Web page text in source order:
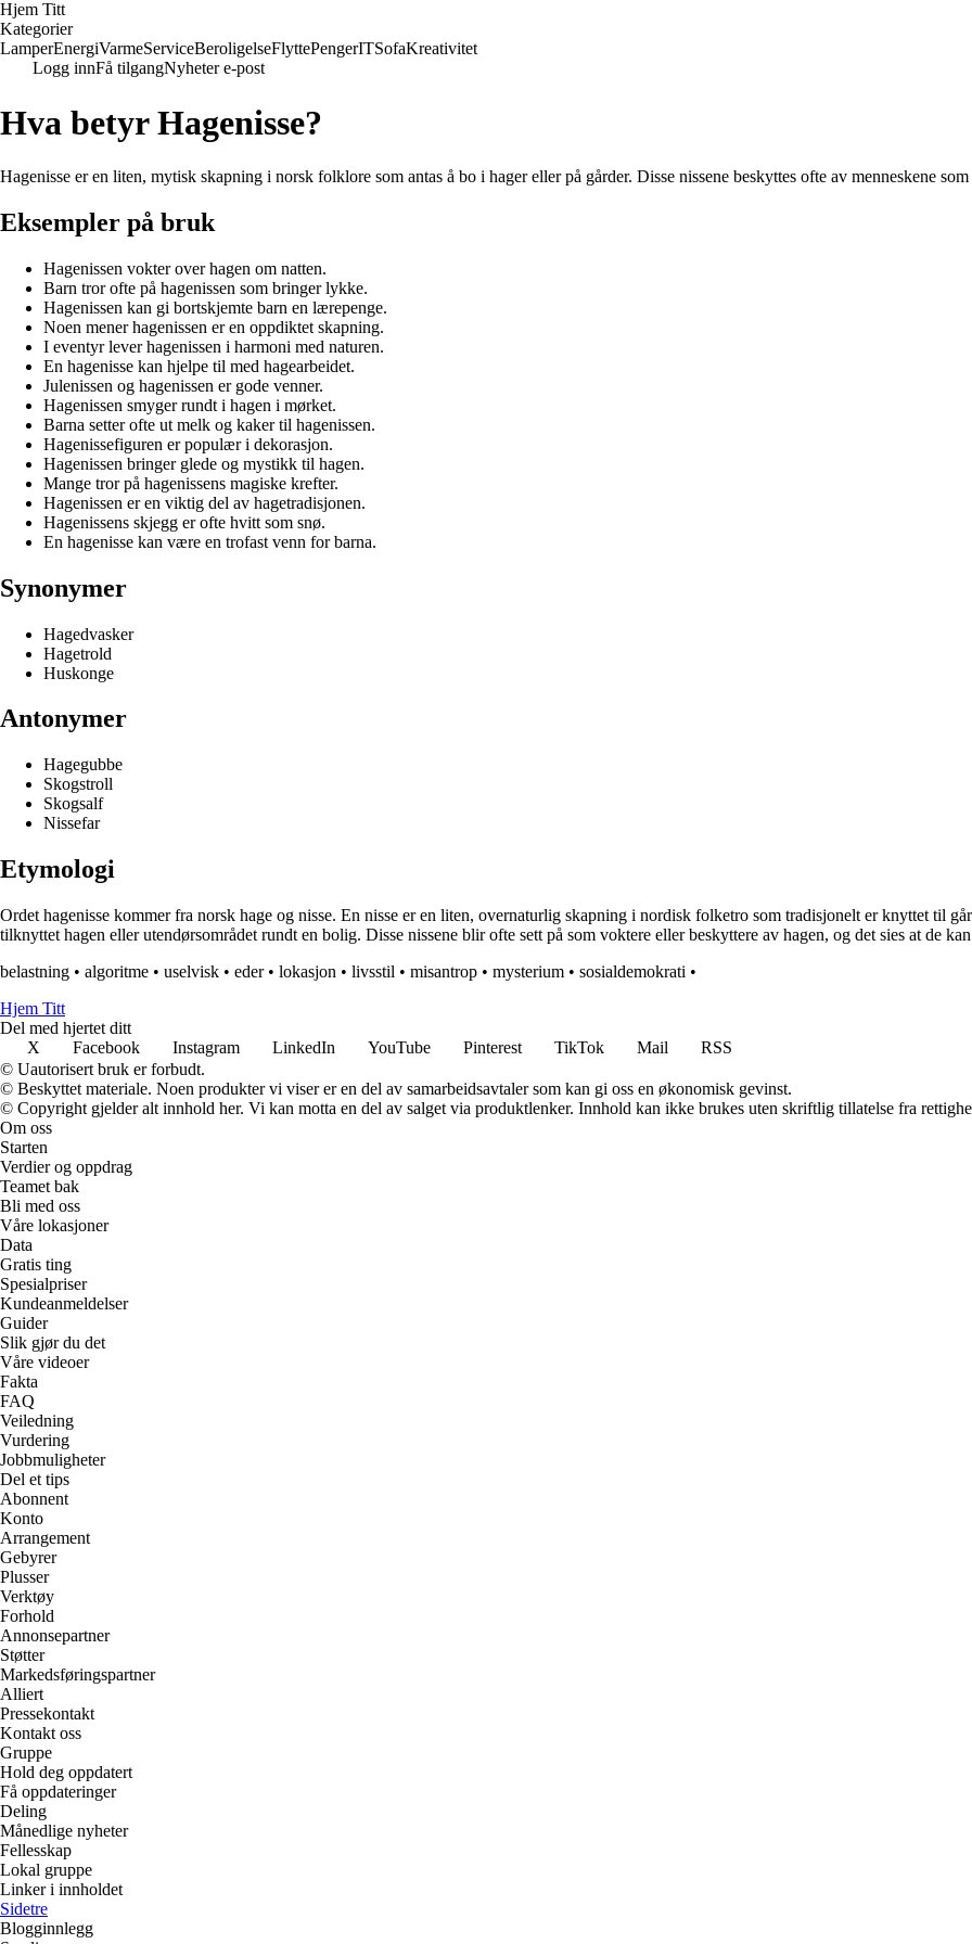
Hjem Titt
Kategorier
LamperEnergiVarmeServiceBeroligelseFlyttePengerITSofaKreativitet
Logg innFå tilgangNyheter e-post
Hva betyr Hagenisse?
Hagenisse er en liten, mytisk skapning i norsk folklore som antas å bo i hager eller på gårder. Disse nissene beskyttes ofte av menneskene
Eksempler på bruk
Hagenissen vokter over hagen om natten.
Barn tror ofte på hagenissen som bringer lykke.
Hagenissen kan gi bortskjemte barn en lærepenge.
Noen mener hagenissen er en oppdiktet skapning.
I eventyr lever hagenissen i harmoni med naturen.
En hagenisse kan hjelpe til med hagearbeidet.
Julenissen og hagenissen er gode venner.
Hagenissen smyger rundt i hagen i mørket.
Barna setter ofte ut melk og kaker til hagenissen.
Hagenissefiguren er populær i dekorasjon.
Hagenissen bringer glede og mystikk til hagen.
Mange tror på hagenissens magiske krefter.
Hagenissen er en viktig del av hagetradisjonen.
Hagenissens skjegg er ofte hvitt som snø.
En hagenisse kan være en trofast venn for barna.
Synonymer
Hagedvasker
Hagetrold
Huskonge
Antonymer
Hagegubbe
Skogstroll
Skogsalf
Nissefar
Etymologi
Ordet hagenisse kommer fra norsk hage og nisse. En nisse er en liten, overnaturlig skapning i nordisk folketro som tradisjonelt er knyttet til
tilknyttet hagen eller utendørsområdet rundt en bolig. Disse nissene blir ofte sett på som voktere eller beskyttere av hagen, og det sies at de
belastning • algoritme • uselvisk • eder• lokasjon • livsstil • misantrop • mysterium • sosialdemokrati •
Hjem Titt
Del med hjertet ditt
X
Facebook Instagram LinkedIn YouTube Pinterest TikTok Mail
RSS
© Uautorisert bruk er forbudt.
© Beskyttet materiale. Noen produkter vi viser er en del av samarbeidsavtaler som kan gi oss en økonomisk gevinst.
© Copyright gjelder alt innhold her. Vi kan motta en del av salget via produktlenker. Innhold kan ikke brukes uten skriftlig tillatelse fra
Om oss
Starten
Verdier og oppdrag
Teamet bak
Bli med oss
Våre lokasjoner
Data
Gratis ting
Spesialpriser
Kundeanmeldelser
Guider
Slik gjør du det
Våre videoer
Fakta
FAQ
Veiledning
Vurdering
Jobbmuligheter
Del et tips
Abonnent
Konto
Arrangement
Gebyrer
Plusser
Verktøy
Forhold
Annonsepartner
Støtter
Markedsføringspartner
Alliert
Pressekontakt
Kontakt oss
Gruppe
Hold deg oppdatert
Få oppdateringer
Deling
Månedlige nyheter
Fellesskap
Lokal gruppe
Linker i innholdet
Sidetre
Blogginnlegg